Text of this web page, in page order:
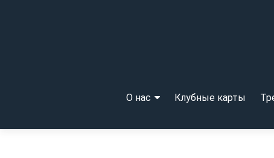
О нас
Клубные карты